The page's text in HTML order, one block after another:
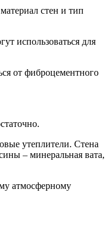
стен и тип
использоваться для
от фиброцементного
утеплители. Стена
– минеральная вата,
атмосферному